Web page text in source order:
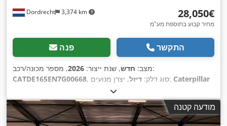
Dordrecht 3,374 km ‏28,050 ‏€
מחיר קבוע בתוספת מע"מ
פנה התקשר
מצב: חדש, שנת ייצור: 2026
, מספר מכונה/רכב:
CATDE165EN7G00668
, סוג דלק: דיזל , יצרן מנועים: Caterpillar
מודעה קטנה